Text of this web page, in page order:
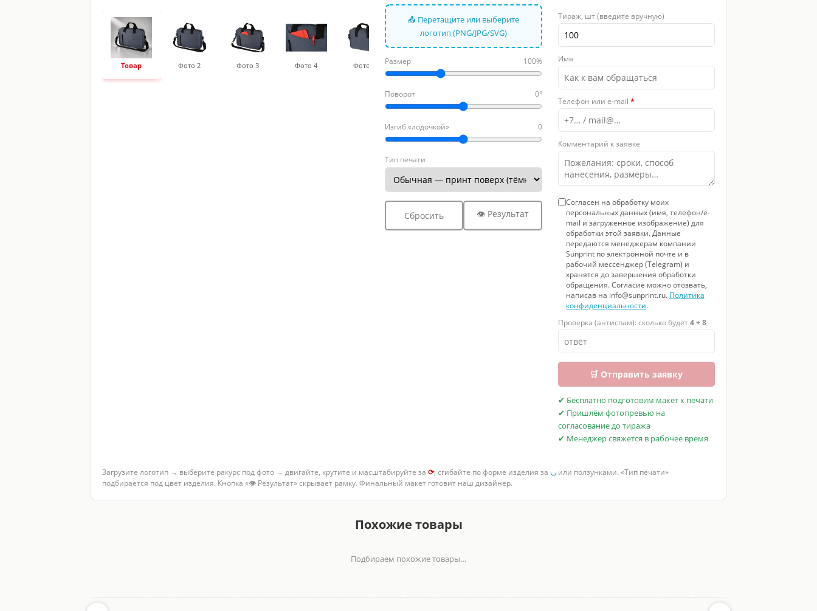
Товар Фото 2 Фото 3 Фото 4 Фото 5 Фото 8 Фото 9 Фото 10 Фото 11
📤 Перетащите или выберите
логотип (PNG/JPG/SVG)
Размер 100%
Поворот 0°
Изгиб «лодочкой» 0
Тип печати
Сбросить 👁 Результат
Тираж, шт (введите вручную)
Имя
Телефон или e-mail *
Комментарий к заявке
Согласен на обработку моих
персональных данных (имя, телефон/e-
mail и загруженное изображение) для
обработки этой заявки. Данные
передаются менеджерам компании
Sunprint по электронной почте и в
рабочий мессенджер (Telegram) и
хранятся до завершения обработки
обращения. Согласие можно отозвать,
написав на info@sunprint.ru. Политика
конфиденциальности.
Проверка (антиспам): сколько будет4 + 8
🛒 Отправить заявку
✔ Бесплатно подготовим макет к печати
✔ Пришлём фотопревью на
согласование до тиража
✔ Менеджер свяжется в рабочее время
Загрузите логотип → выберите ракурс под фото → двигайте, крутите и масштабируйте за ⟳, сгибайте по форме изделия за ◡или ползунками. «Тип печати»
подбирается под цвет изделия. Кнопка «👁 Результат» скрывает рамку. Финальный макет готовит наш дизайнер.